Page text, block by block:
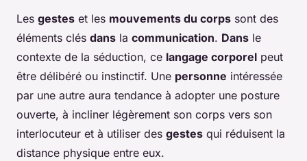
Les gestes et les mouvements du corps sont des
éléments clés dans la communication. Dans le
contexte de la séduction, ce langage corporel peut
être délibéré ou instinctif. Une personne intéressée
par une autre aura tendance à adopter une posture
ouverte, à incliner légèrement son corps vers son
interlocuteur et à utiliser des gestes qui réduisent la
distance physique entre eux.